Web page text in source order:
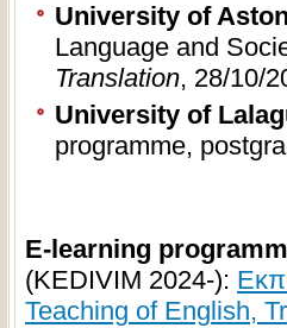
University of
Language and
Translation, 28/10/
University of
programme,
E-learning
(KEDIVIM 2024-):
Teaching of English,